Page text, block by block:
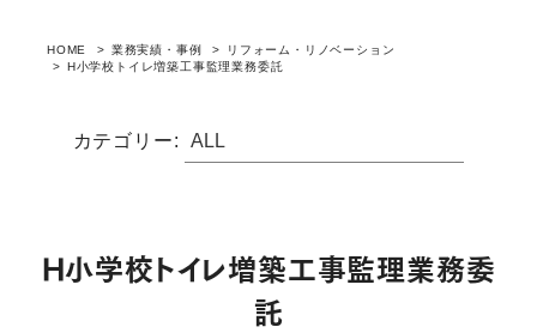
HOME 業務実績・事例
リフォーム・リノベーション
H小学校トイレ増築工事監理業務委託
カテゴリー:
H小学校トイレ増築工事監理業務委
託